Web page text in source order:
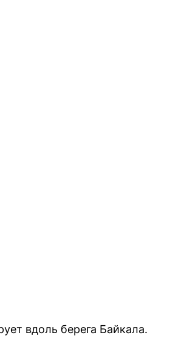
вдоль берега Байкала.